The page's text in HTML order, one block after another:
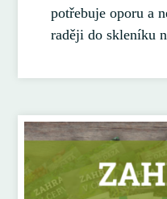
potřebuje oporu a
raději do skleníku